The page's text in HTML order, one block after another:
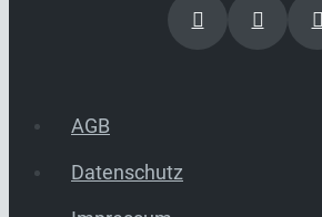
AGB
Datenschutz